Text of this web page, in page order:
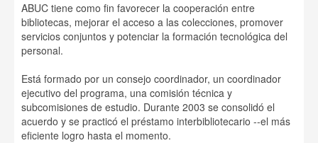
ABUC tiene como fin favorecer la cooperación entre
bibliotecas, mejorar el acceso a las colecciones, promover
servicios conjuntos y potenciar la formación tecnológica del
personal.
Está formado por un consejo coordinador, un coordinador
ejecutivo del programa, una comisión técnica y
subcomisiones de estudio. Durante 2003 se consolidó el
acuerdo y se practicó el préstamo interbibliotecario --el más
eficiente logro hasta el momento.